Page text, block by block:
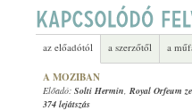
SOLTI HERMIN,
az előadótól a szerzőtől a
A MOZIBAN
Előadó: Solti Hermin, Royal Orfeum
374 lejátszás